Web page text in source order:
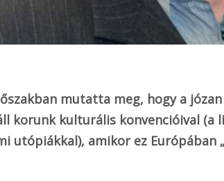
mutatta meg, hogy a
korunk kulturális konvencióival (a
utópiákkal), amikor ez Európában